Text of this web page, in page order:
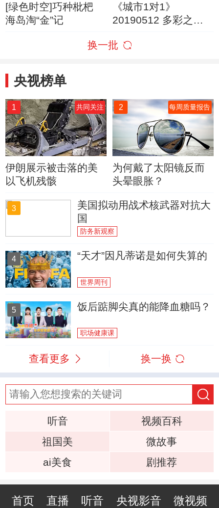
[绿色时空]巧种枇杷
海岛淘“金”记
《城市1对1》
20190512 多彩之都
德里
换一批
央视榜单
1 共同关注
伊朗展示被击落的美
以飞机残骸
2 每周质量报告
为何戴了太阳镜反而
头晕眼胀？
3
美国拟动用战术核武器对抗大
国
防务新观察
4 “天才”因凡蒂诺是如何失算的
世界周刊
5 饭后踮脚尖真的能降血糖吗？
职场健康课
查看更多 换一换
听音
视频百科
祖国美
微故事
ai美食
剧推荐
首页 直播 听音 央视影音 微视频